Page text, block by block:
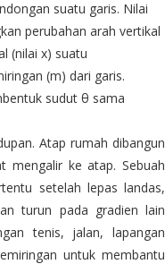
suatu garis. Nilai
perubahan arah vertikal
(nilai x) suatu
(m) dari garis.
sudut θ sama
Atap rumah dibangun
mengalir ke atap. Sebuah
setelah lepas landas,
turun pada gradien lain
tenis, jalan, lapangan
untuk membantu